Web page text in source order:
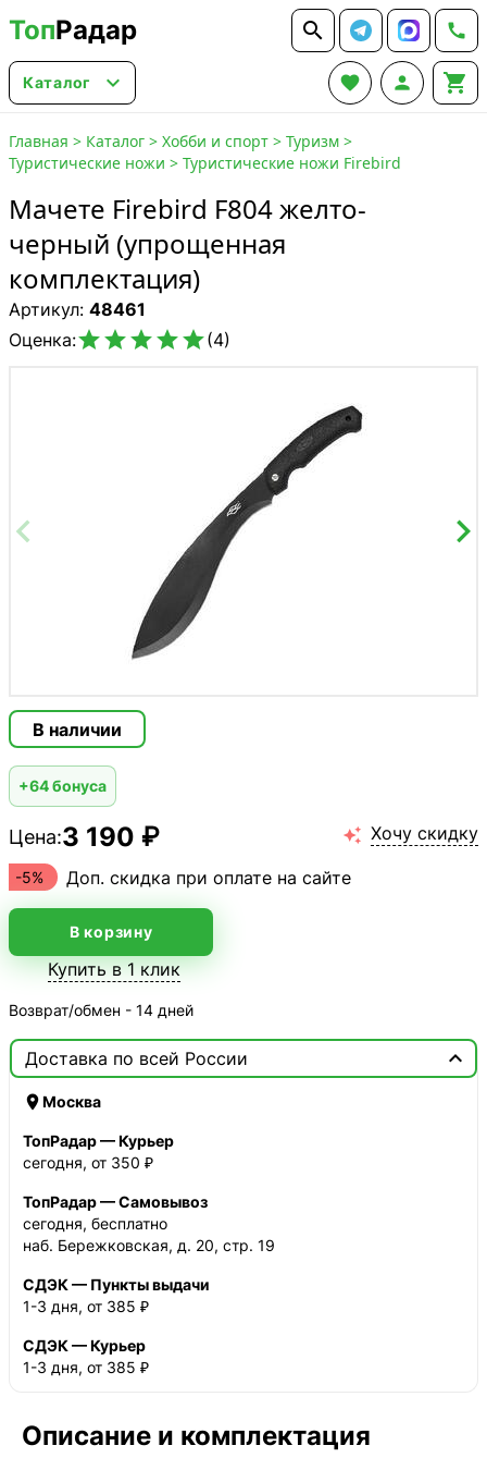
ТопРадар  
Каталог    
Главная > Каталог > Хобби и спорт > Туризм >
Туристические ножи > Туристические ножи Firebird
Мачете Firebird F804 желто-
черный (упрощенная
комплектация)
Артикул: 48461
Оценка:(4)
В наличии
+64 бонуса
Цена:3 190 ₽  Хочу скидку
-5% Доп. скидка при оплате на сайте
В корзину
Купить в 1 клик
Возврат/обмен - 14 дней
Доставка по всей России 
Москва
ТопРадар — Курьер
сегодня, от 350 ₽
ТопРадар — Самовывоз
сегодня, бесплатно
наб. Бережковская, д. 20, стр. 19
СДЭК — Пункты выдачи
1-3 дня, от 385 ₽
СДЭК — Курьер
1-3 дня, от 385 ₽
Описание и комплектация